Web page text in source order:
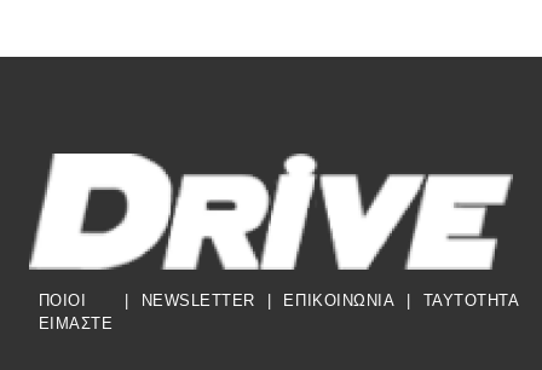
ΠΟΙΟΙ
ΕΙΜΑΣΤΕ
| NEWSLETTER | ΕΠΙΚΟΙΝΩΝΙΑ | TAYTOTHTA